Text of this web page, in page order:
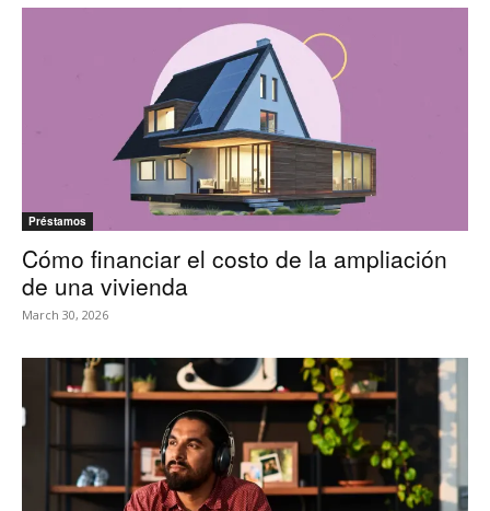
Préstamos
Cómo financiar el costo de la ampliación
de una vivienda
March 30, 2026